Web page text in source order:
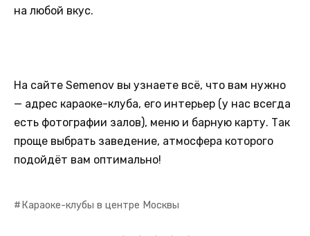
на любой вкус.
На сайте Semenov вы узнаете всё, что вам нужно
— адрес караоке-клуба, его интерьер (у нас всегда
есть фотографии залов), меню и барную карту. Так
проще выбрать заведение, атмосфера которого
подойдёт вам оптимально!
Караоке-клубы в центре Москвы